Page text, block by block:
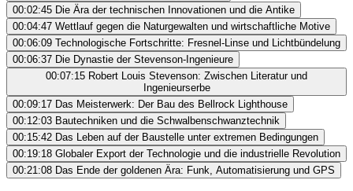
00:02:45 Die Ära der technischen Innovationen und die Antike
00:04:47 Wettlauf gegen die Naturgewalten und wirtschaftliche Motive
00:06:09 Technologische Fortschritte: Fresnel-Linse und Lichtbündelung
00:06:37 Die Dynastie der Stevenson-Ingenieure
00:07:15 Robert Louis Stevenson: Zwischen Literatur und
Ingenieurserbe
00:09:17 Das Meisterwerk: Der Bau des Bellrock Lighthouse
00:12:03 Bautechniken und die Schwalbenschwanztechnik
00:15:42 Das Leben auf der Baustelle unter extremen Bedingungen
00:19:18 Globaler Export der Technologie und die industrielle Revolution
00:21:08 Das Ende der goldenen Ära: Funk, Automatisierung und GPS